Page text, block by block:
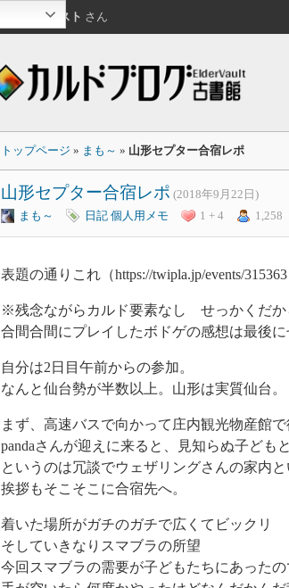
ゲスト さん
トップページ » まも～ » 山形セプター合宿レポ
山形セプター合宿レポ (2018年9月22日)
まも～
日記 個人用メモ 1 + 4 1,258
表題の通りこれ（https://twipla.jp/events/
※残念ながらカルド要素なし せっかくだか
合間合間にプレイしたボドゲの感想は最後
自分は2日目午前からの参加。
なんと仙台勢が半数以上。山形は実質仙台。
まず、高速バスで向かって庄内観光物産館で
pandaさんが迎えに来ると、見知らぬ子ど
というのは冗談でウェザリングさんの家内と
挨拶もそこそこに合宿先へ。
着いた場所がガチのガチで広くてビックリ
そしていきなりスマブラの所望
今回スマブラの需要が子どもたちにあった